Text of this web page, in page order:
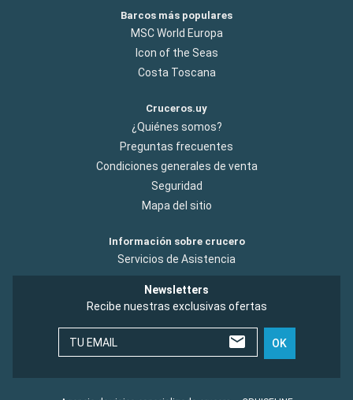
Barcos más populares
MSC World Europa
Icon of the Seas
Costa Toscana
Cruceros.uy
¿Quiénes somos?
Preguntas frecuentes
Condiciones generales de venta
Seguridad
Mapa del sitio
Información sobre crucero
Servicios de Asistencia
Newsletters
Recibe nuestras exclusivas ofertas
TU EMAIL OK